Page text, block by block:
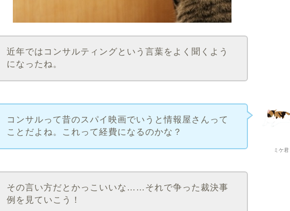
近年ではコンサルティングという言葉をよく聞くよう
になったね。
ミケ君
コンサルって昔のスパイ映画でいうと情報屋さんって
ことだよね。これって経費になるのかな？
その言い方だとかっこいいな……それで争った裁決事
例を見ていこう！